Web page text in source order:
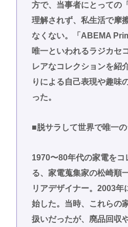
方で、当事者にとっての
理解されず、私生活で摩
なくない。「ABEMA
唯一といわれるラジカセ
レアなコレクションを紹
りによる自己表現や趣味
った。
■脱サラして世界で唯一
1970〜80年代の家電をコ
る、家電蒐集家の松崎順
リアデザイナー。2003年
始した。当時、これらの
扱いだったが、廃品回収